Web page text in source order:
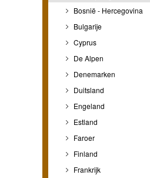
Bosnië - Hercegovina
Bulgarije
Cyprus
De Alpen
Denemarken
Duitsland
Engeland
Estland
Faroer
Finland
Frankrijk